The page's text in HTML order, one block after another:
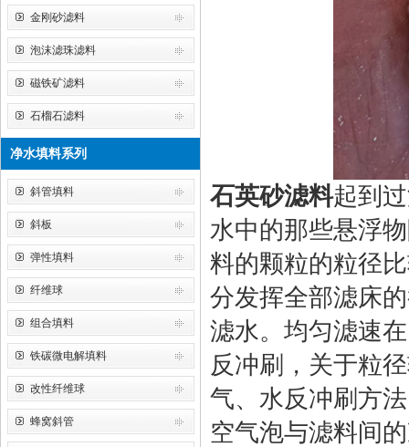
金刚砂滤料
泡沫滤珠滤料
磁铁矿滤料
石榴石滤料
净水填料系列
斜管填料
斜板
弹性填料
纤维球
组合填料
铁碳微电解填料
改性纤维球
蜂窝斜管
石英砂滤料起到
水中的那些悬浮
料的颗粒的粒径
分发挥全部滤床
滤水。均匀滤速
反冲刷，关于粒
气、水反冲刷方
空气泡与滤料间